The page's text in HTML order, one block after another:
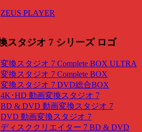
ZEUS PLAYER
変換スタジオ 7 Complete BOX ULTRA
変換スタジオ 7 Complete BOX
変換スタジオ 7 DVD総合BOX
4K･HD 動画変換スタジオ 7
BD & DVD 動画変換スタジオ 7
DVD 動画変換スタジオ 7
ディスククリエイター 7 BD & DVD